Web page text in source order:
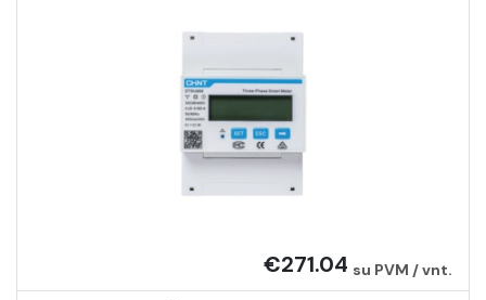
€271.04 su PVM / vnt.